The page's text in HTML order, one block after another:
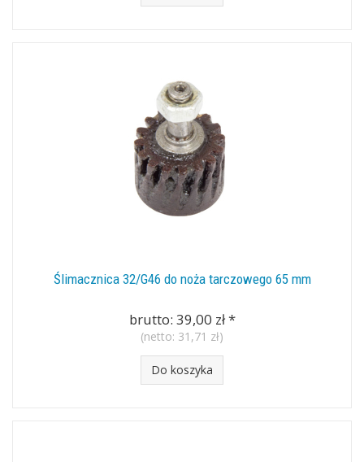
Ślimacznica 32/G46 do noża tarczowego 65 mm
brutto: 39,00 zł*
(netto: 31,71 zł)
Do koszyka